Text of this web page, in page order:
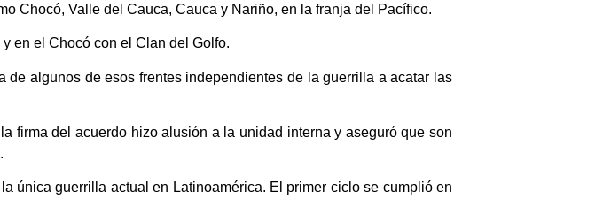
Chocó, Valle del Cauca, Cauca y Nariño, en la franja del Pacífico.
en el Chocó con el Clan del Golfo.
algunos de esos frentes independientes de la guerrilla a acatar las
firma del acuerdo hizo alusión a la unidad interna y aseguró que son
única guerrilla actual en Latinoamérica. El primer ciclo se cumplió en